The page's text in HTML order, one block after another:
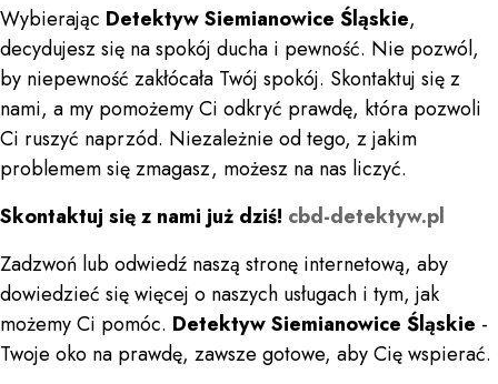
Wybierając Detektyw Siemianowice Śląskie,
decydujesz się na spokój ducha i pewność. Nie pozwól,
by niepewność zakłócała Twój spokój. Skontaktuj się z
nami, a my pomożemy Ci odkryć prawdę, która pozwoli
Ci ruszyć naprzód. Niezależnie od tego, z jakim
problemem się zmagasz, możesz na nas liczyć.
Skontaktuj się z nami już dziś! cbd-detektyw.pl
Zadzwoń lub odwiedź naszą stronę internetową, aby
dowiedzieć się więcej o naszych usługach i tym, jak
możemy Ci pomóc. Detektyw Siemianowice Śląskie -
Twoje oko na prawdę, zawsze gotowe, aby Cię wspierać.